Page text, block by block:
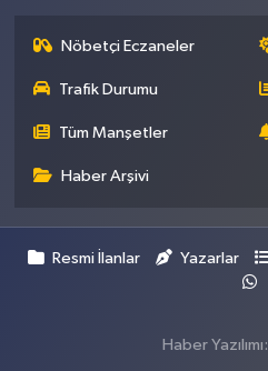
Nöbetçi Eczaneler
Trafik Durumu
Tüm Manşetler
Haber Arşivi
Resmi İlanlar Yazarlar
Haber Yazılımı: